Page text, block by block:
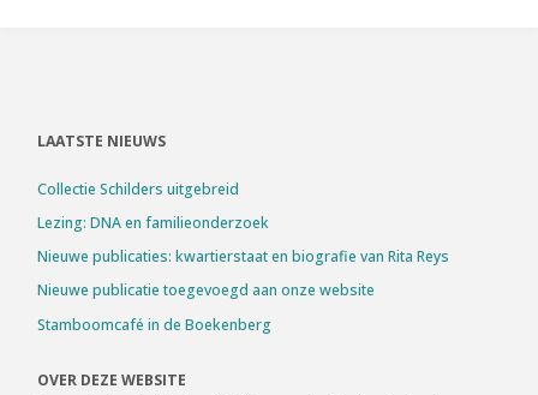
LAATSTE NIEUWS
Collectie Schilders uitgebreid
Lezing: DNA en familieonderzoek
Nieuwe publicaties: kwartierstaat en biografie van Rita Reys
Nieuwe publicatie toegevoegd aan onze website
Stamboomcafé in de Boekenberg
OVER DEZE WEBSITE